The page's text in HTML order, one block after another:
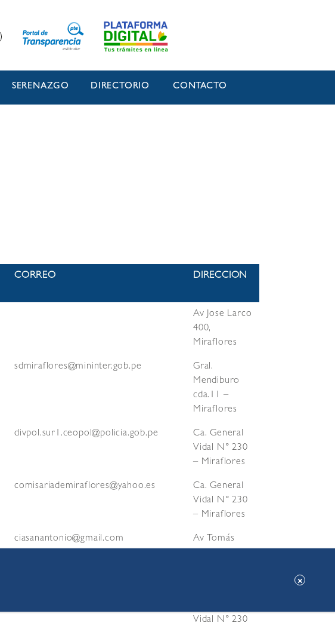
SERENAZGO DIRECTORIO CONTACTO
CORREO DIRECCION
Av Jose Larco
400,
Miraflores
sdmiraflores@mininter.gob.pe
Gral.
Mendiburo
cda.11 –
Miraflores
divpol.sur1.ceopol@policia.gob.pe
Ca. General
Vidal N° 230
– Miraflores
comisariademiraflores@yahoo.es
Ca. General
Vidal N° 230
– Miraflores
ciasanantonio@gmail.com
Av Tomás
Vidal N° 230